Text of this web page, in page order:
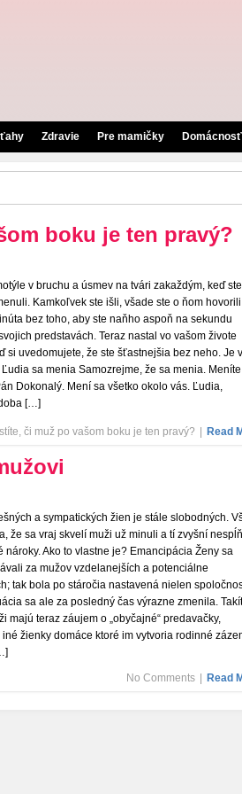
Zdravie Pre mamičky Domácnosť
boku je ten pravý?
v bruchu a úsmev na tvári zakaždým, keď
Kamkoľvek ste išli, všade ste o ňom
bez toho, aby ste naňho aspoň na sekundu
predstavách. Teraz nastal vo vašom živote
si uvedomujete, že ste šťastnejšia bez neho. Je
sa menia Samozrejme, že sa menia. Meníte
Dokonalý. Mení sa všetko okolo vás. Ľudia,
[…]
či muž po vašom boku je ten pravý? Read
a sympatických žien je stále slobodných.
že sa vraj skvelí muži už minuli a tí zvyšní
nároky. Ako to vlastne je? Emancipácia Ženy sa
za mužov vzdelanejších a potenciálne
tak bola po stáročia nastavená nielen
sa ale za posledný čas výrazne zmenila.
majú teraz záujem o „obyčajné“ predavačky,
iné žienky domáce ktoré im vytvoria rodinné
No Comments Read